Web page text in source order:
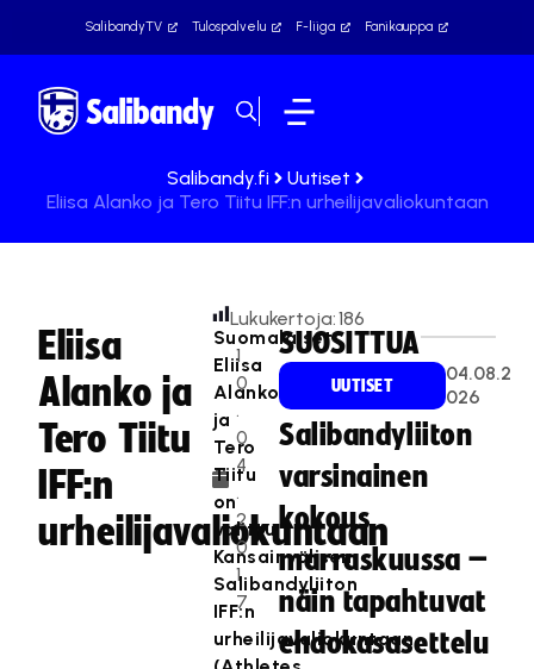
SalibandyTV Tulospalvelu F-liiga Fanikauppa
Salibandy.fi
Uutiset
Eliisa Alanko ja Tero Tiitu IFF:n urheilijavaliokuntaan
Eliisa
Alanko ja
Tero Tiitu
IFF:n
urheilijavaliokuntaan
1
0
.
0
4
.
2
0
1
7
Lukukertoja:186
Suomalaiset
Eliisa
Alanko
ja
Tero
Tiitu
on
valittu
Kansainvälisen
Salibandyliiton
IFF:n
urheilijavaliokuntaan
SUOSITTUA
UUTISET
04.08.2
026
Salibandyliiton
varsinainen
kokous
marraskuussa –
näin tapahtuvat
ehdokasasettelu